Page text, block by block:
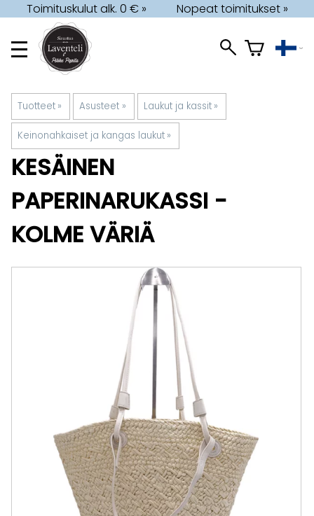
Toimituskulut alk. 0 € » Nopeat toimitukset »
Tuotteet ‪» Asusteet ‪» Laukut ja kassit ‪»
Keinonahkaiset ja kangas laukut ‪»
KESÄINEN
PAPERINARUKASSI -
KOLME VÄRIÄ